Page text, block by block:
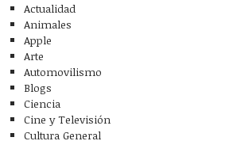
Actualidad
Animales
Apple
Arte
Automovilismo
Blogs
Ciencia
Cine y Televisión
Cultura General